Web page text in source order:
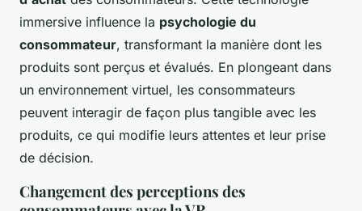
immersive influence la psychologie du
consommateur, transformant la manière dont les
produits sont perçus et évalués. En plongeant dans
un environnement virtuel, les consommateurs
peuvent interagir de façon plus tangible avec les
produits, ce qui modifie leurs attentes et leur prise
de décision.
Changement des perceptions des